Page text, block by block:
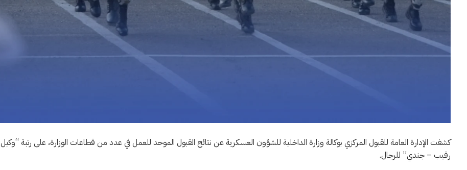
كشفت الإدارة العامة للقبول المركزي بوكالة وزارة الداخلية للشؤون العسكرية عن نتائج القبول الموحد للعمل في عدد من قطاعات الوزارة، على رتبة “وكيل
رقيب – جندي” للرجال.